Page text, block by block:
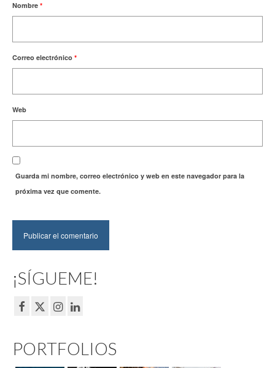
Nombre *
Correo electrónico *
Web
Guarda mi nombre, correo electrónico y web en este navegador para la
próxima vez que comente.
¡SÍGUEME!
PORTFOLIOS